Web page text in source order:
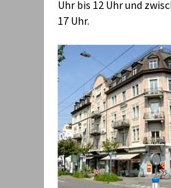
Uhr bis 12 Uhr und
17 Uhr.